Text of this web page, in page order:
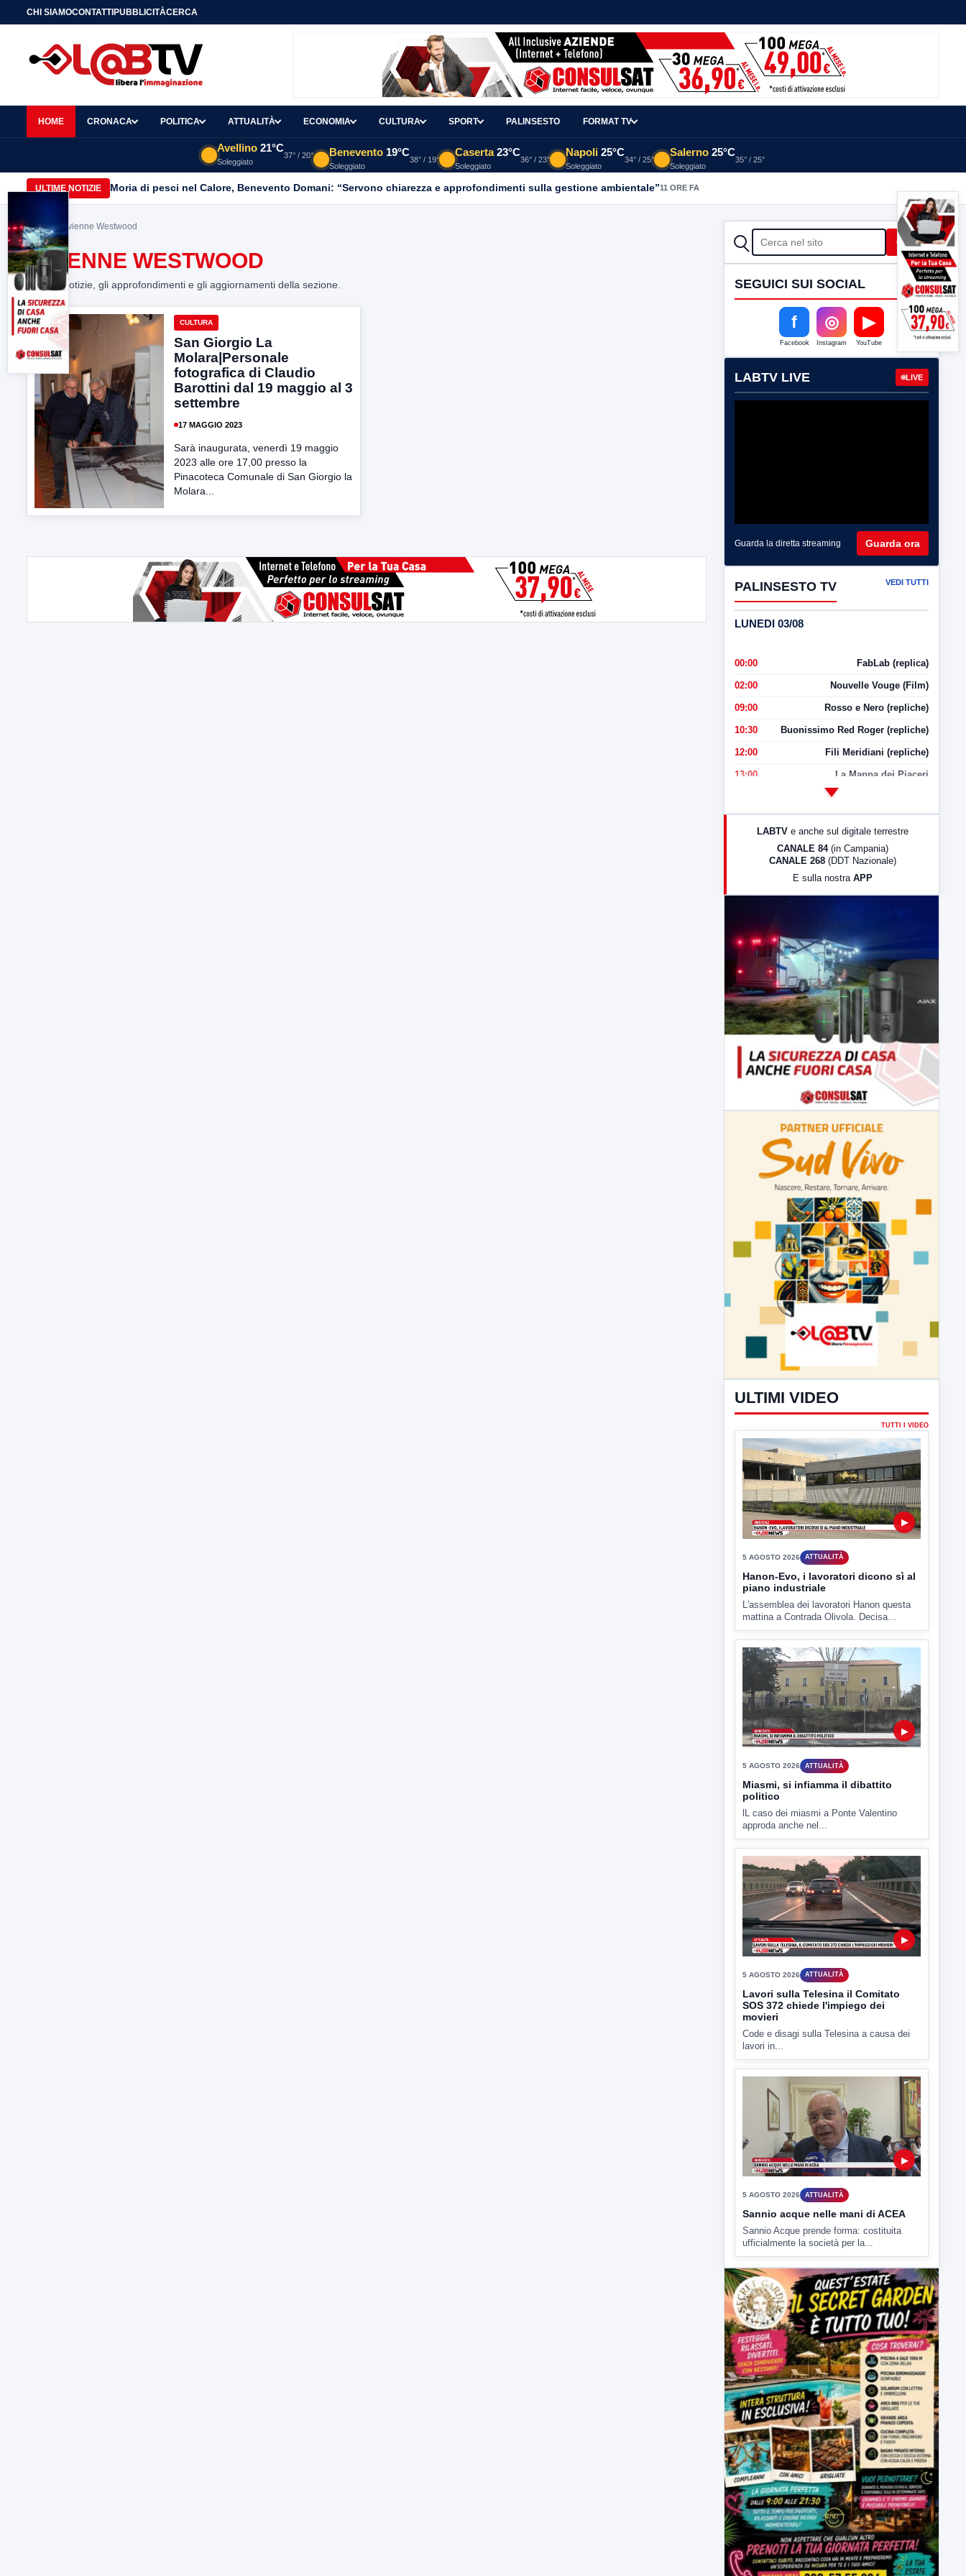
CHI SIAMOCONTATTIPUBBLICITÀCERCA
HOME CRONACA POLITICA ATTUALITÀ ECONOMIA CULTURA SPORT PALINSESTO FORMAT TV
Avellino 21°C
Soleggiato
37° / 20° Benevento 19°C
Soleggiato
38° / 19°
Caserta 23°C
Soleggiato
36° / 23°
Napoli 25°C
Soleggiato
34° / 25°
Salerno 25°C
Soleggiato
35° / 25°
ULTIME NOTIZIE Moria di pesci nel Calore, Benevento Domani: “Servono chiarezza e approfondimenti sulla gestione ambientale”11 ORE FA
Home> Vivienne Westwood
VIVIENNE WESTWOOD
Tutte le notizie, gli approfondimenti e gli aggiornamenti della sezione.
CULTURA
San Giorgio La
Molara|Personale
fotografica di Claudio
Barottini dal 19 maggio al 3
settembre
17 MAGGIO 2023
Sarà inaugurata, venerdì 19 maggio
2023 alle ore 17,00 presso la
Pinacoteca Comunale di San Giorgio la
Molara...
CERCA Cerca
SEGUICI SUI SOCIAL
f
Facebook
◎
Instagram
▶
YouTube
LABTV LIVE LIVE
Guarda la diretta streaming Guarda ora
PALINSESTO TV VEDI TUTTI
LUNEDI 03/08
00:00 FabLab (replica)
02:00 Nouvelle Vouge (Film)
09:00 Rosso e Nero (repliche)
10:30 Buonissimo Red Roger (repliche)
12:00 Fili Meridiani (repliche)
13:00 La Mappa dei Piaceri
LabNews (Diretta)
LABTV e anche sul digitale terrestre
CANALE 84 (in Campania)
CANALE 268 (DDT Nazionale)
E sulla nostra APP
ULTIMI VIDEO
TUTTI I VIDEO
▶
Hanon-Evo, i lavoratori dicono sì al
piano industriale
L'assemblea dei lavoratori Hanon questa
mattina a Contrada Olivola. Decisa...
Miasmi, si infiamma il dibattito
politico
lL caso dei miasmi a Ponte Valentino
approda anche nel...
5 AGOSTO 2026
Lavori sulla Telesina il Comitato
SOS 372 chiede l'impiego dei
movieri
Code e disagi sulla Telesina a causa dei
lavori in...
▶
5 AGOSTO 2026 ATTUALITÀ
Sannio acque nelle mani di ACEA
Sannio Acque prende forma: costituita
ufficialmente la società per la...